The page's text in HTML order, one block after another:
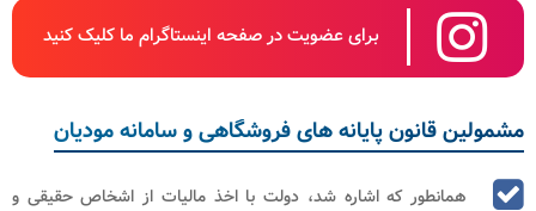
برای عضویت در صفحه اینستاگرام ما کلیک کنید
مشمولین قانون پایانه های فروشگاهی و سامانه مودیان
همانطور که اشاره شد، دولت با اخذ مالیات از اشخاص حقیقی و